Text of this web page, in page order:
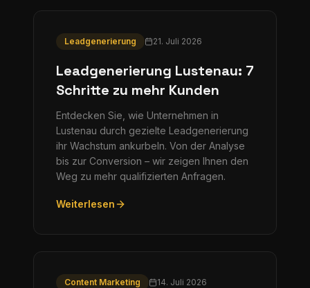
Leadgenerierung 21. Juli 2026
Leadgenerierung Lustenau: 7
Schritte zu mehr Kunden
Entdecken Sie, wie Unternehmen in
Lustenau durch gezielte Leadgenerierung
ihr Wachstum ankurbeln. Von der Analyse
bis zur Conversion – wir zeigen Ihnen den
Weg zu mehr qualifizierten Anfragen.
Weiterlesen
Content Marketing 14. Juli 2026